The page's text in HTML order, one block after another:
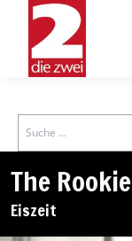
Search
The Rookie
Eiszeit